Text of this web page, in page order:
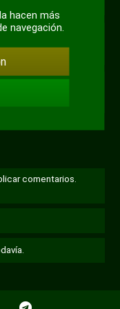
comentarios.
hacen más
navegación.